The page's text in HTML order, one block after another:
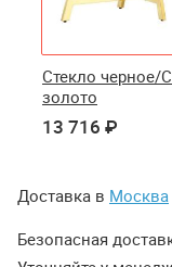
Стекло черное/
золото
13 716 ₽
Доставка в Москва
Безопасная